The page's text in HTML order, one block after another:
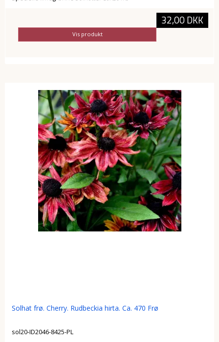
32,00 DKK
Vis produkt
Solhat frø. Cherry. Rudbeckia hirta. Ca. 470 Frø
sol20-ID2046-8425-PL